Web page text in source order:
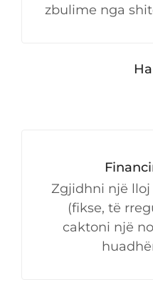
zbulime nga
Zgjidhni një
(fikse, të
caktoni një